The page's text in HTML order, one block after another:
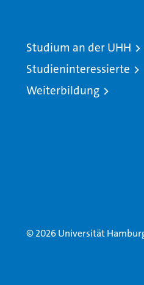
Studium an der UHH
Studieninteressierte
Weiterbildung
© 2026 Universität